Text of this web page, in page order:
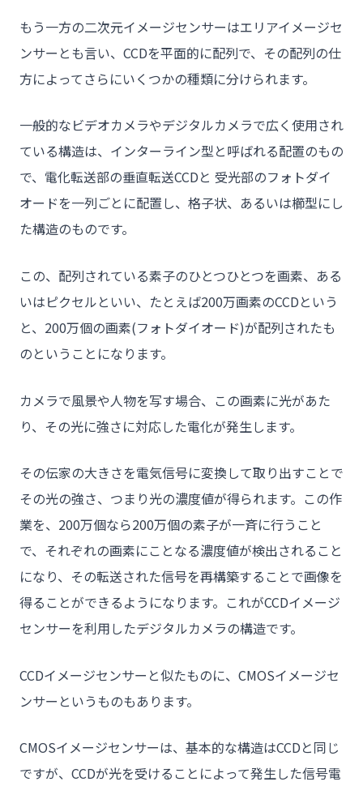
- トウカイセツビについて
- トウカイセツビが選ばれる理由
- 介護施設事業者様
- 不動産管理会社様・アパートマンションオーナー様
- 工事業者様
- 施工事例
- ブログ＆ニュース
- 会社概要
- お問い合わせ
もう一方の二次元イメージセンサーはエリアイメージセ
ンサーとも言い、CCDを平面的に配列で、その配列の仕
方によってさらにいくつかの種類に分けられます。
一般的なビデオカメラやデジタルカメラで広く使用され
ている構造は、インターライン型と呼ばれる配置のもの
で、電化転送部の垂直転送CCDと 受光部のフォトダイ
オードを一列ごとに配置し、格子状、あるいは櫛型にし
た構造のものです。
この、配列されている素子のひとつひとつを画素、ある
いはピクセルといい、たとえば200万画素のCCDという
と、200万個の画素(フォトダイオード)が配列されたも
のということになります。
カメラで風景や人物を写す場合、この画素に光があた
り、その光に強さに対応した電化が発生します。
その伝家の大きさを電気信号に変換して取り出すことで
その光の強さ、つまり光の濃度値が得られます。この作
業を、200万個なら200万個の素子が一斉に行うこと
で、それぞれの画素にことなる濃度値が検出されること
になり、その転送された信号を再構築することで画像を
得ることができるようになります。これがCCDイメージ
センサーを利用したデジタルカメラの構造です。
CCDイメージセンサーと似たものに、CMOSイメージセ
ンサーというものもあります。
CMOSイメージセンサーは、基本的な構造はCCDと同じ
ですが、CCDが光を受けることによって発生した信号電